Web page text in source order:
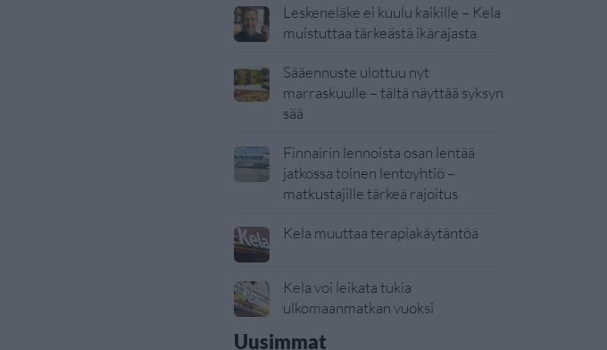
Leskeneläke ei kuulu kaikille – Kela
muistuttaa tärkeästä ikärajasta
Sääennuste ulottuu nyt
marraskuulle – tältä näyttää syksyn
sää
Finnairin lennoista osan lentää
jatkossa toinen lentoyhtiö –
matkustajille tärkeä rajoitus
Kela muuttaa terapiakäytäntöä
Kela voi leikata tukia
ulkomaanmatkan vuoksi
Uusimmat